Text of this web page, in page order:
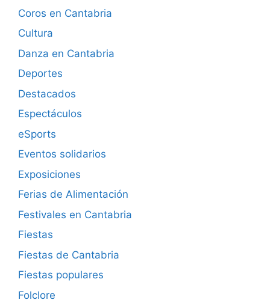
Coros en Cantabria
Cultura
Danza en Cantabria
Deportes
Destacados
Espectáculos
eSports
Eventos solidarios
Exposiciones
Ferias de Alimentación
Festivales en Cantabria
Fiestas
Fiestas de Cantabria
Fiestas populares
Folclore